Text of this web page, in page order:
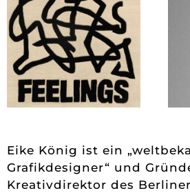
Eike König ist ein
Grafikdesigner“ und
Kreativdirektor des Berliner